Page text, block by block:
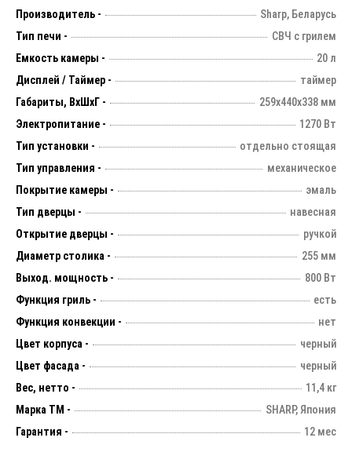
Производитель -
Sharp, Беларусь
Тип печи -
СВЧ с грилем
Емкость камеры -
20 л
Дисплей / Таймер -
таймер
Габариты, ВхШхГ -
259х440х338 мм
Электропитание -
1270 Вт
Тип установки -
отдельно стоящая
Тип управления -
механическое
Покрытие камеры -
эмаль
Тип дверцы -
навесная
Открытие дверцы -
ручкой
Диаметр столика -
255 мм
Выход. мощность -
800 Вт
Функция гриль -
есть
Функция конвекции -
нет
Цвет корпуса -
черный
Цвет фасада -
черный
Вес, нетто -
11,4 кг
Марка ТМ -
SHARP, Япония
Гарантия -
12 мес